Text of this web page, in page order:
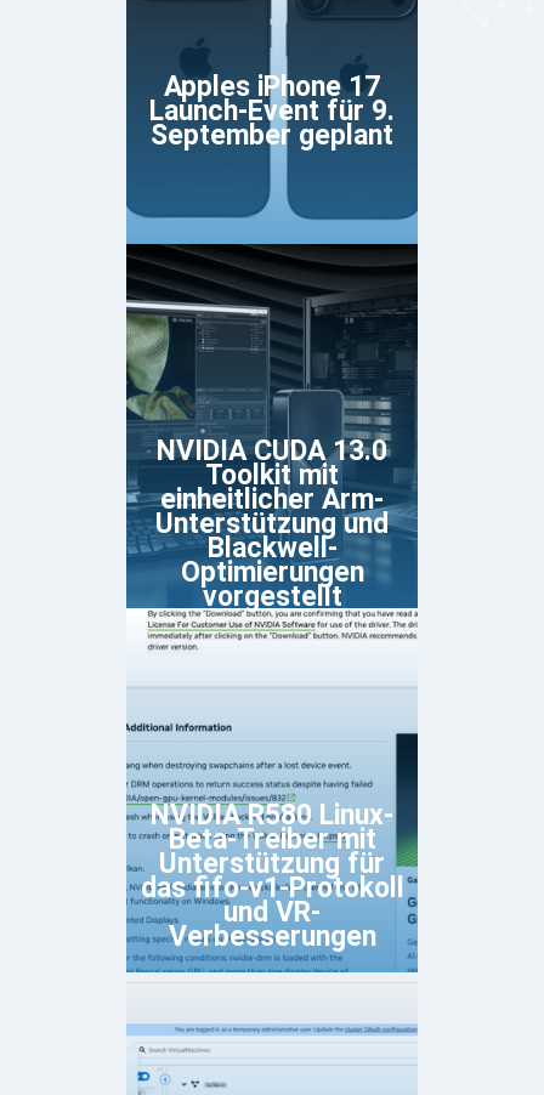
Apples iPhone 17
Launch-Event für 9.
September geplant
NVIDIA CUDA 13.0
Toolkit mit
einheitlicher Arm-
Unterstützung und
Blackwell-
Optimierungen
vorgestellt
NVIDIA R580 Linux-
Beta-Treiber mit
Unterstützung für
das fifo-v1-Protokoll
und VR-
Verbesserungen